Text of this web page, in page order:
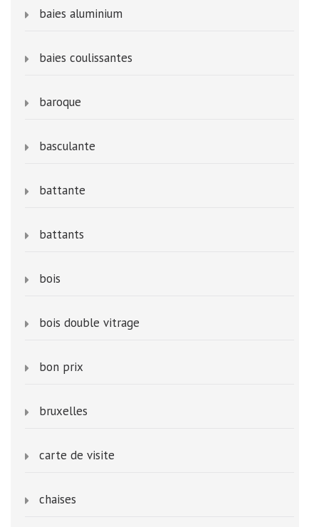
baies aluminium
baies coulissantes
baroque
basculante
battante
battants
bois
bois double vitrage
bon prix
bruxelles
carte de visite
chaises